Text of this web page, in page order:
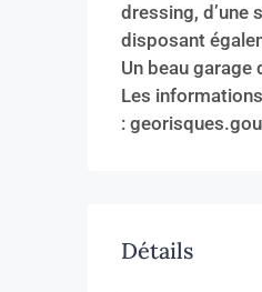
dressing, d’une
disposant
Un beau
Les
:
Détails